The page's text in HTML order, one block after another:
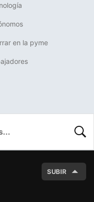
en la pyme
SUBIR